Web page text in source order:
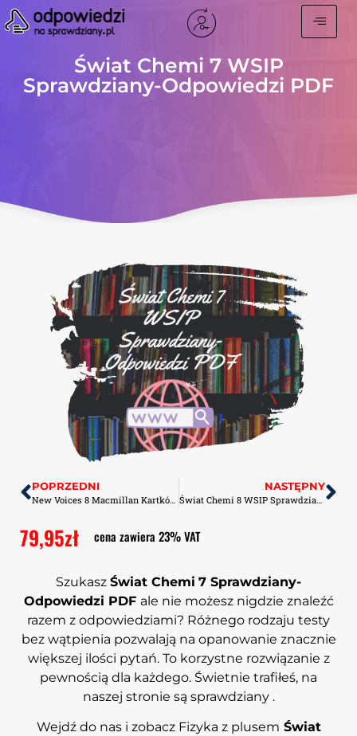
Świat Chemi 7 WSIP
Sprawdziany-Odpowiedzi PDF
POPRZEDNI
New Voices 8 Macmillan Kartkówki PDF
NASTĘPNY
Świat Chemi 8 WSIP Sprawdziany-Odpowiedzi PDF
79,95zł cena zawiera 23% VAT
Szukasz Świat Chemi 7 Sprawdziany-
Odpowiedzi PDF ale nie możesz nigdzie znaleźć
razem z odpowiedziami? Różnego rodzaju testy
bez wątpienia pozwalają na opanowanie znacznie
większej ilości pytań. To korzystne rozwiązanie z
pewnością dla każdego. Świetnie trafiłeś, na
naszej stronie są sprawdziany .
Wejdź do nas i zobacz Fizyka z plusem Świat